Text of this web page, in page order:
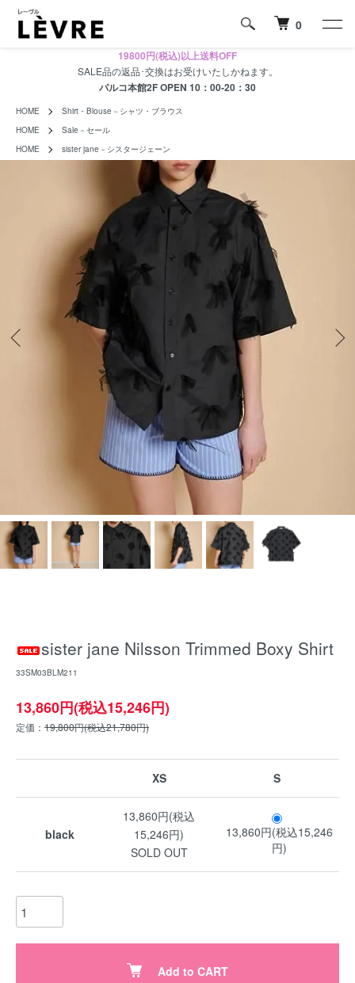
0
19800円(税込)以上送料OFF
SALE品の返品･交換はお受けいたしかねます。
パルコ本館2F OPEN 10：00-20：30
HOME
Shirt・Blouse－シャツ・ブラウス
HOME
Sale－セール
HOME
sister jane－シスタージェーン
sister jane Nilsson Trimmed Boxy Shirt
33SM03BLM211
13,860円(税込15,246円)
定価： 19,800円(税込21,780円)
XS S
black
13,860円(税込
15,246円)
SOLD OUT
13,860円(税込15,246
円)
Add to CART